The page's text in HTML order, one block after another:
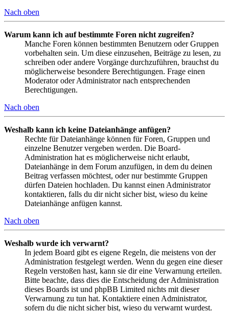
Nach oben
Warum kann ich auf bestimmte Foren nicht zugreifen?
Manche Foren können bestimmten Benutzern oder Gruppen
vorbehalten sein. Um diese einzusehen, Beiträge zu lesen, zu
schreiben oder andere Vorgänge durchzuführen, brauchst du
möglicherweise besondere Berechtigungen. Frage einen
Moderator oder Administrator nach entsprechenden
Berechtigungen.
Nach oben
Weshalb kann ich keine Dateianhänge anfügen?
Rechte für Dateianhänge können für Foren, Gruppen und
einzelne Benutzer vergeben werden. Die Board-
Administration hat es möglicherweise nicht erlaubt,
Dateianhänge in dem Forum anzufügen, in dem du deinen
Beitrag verfassen möchtest, oder nur bestimmte Gruppen
dürfen Dateien hochladen. Du kannst einen Administrator
kontaktieren, falls du dir nicht sicher bist, wieso du keine
Dateianhänge anfügen kannst.
Nach oben
Weshalb wurde ich verwarnt?
In jedem Board gibt es eigene Regeln, die meistens von der
Administration festgelegt werden. Wenn du gegen eine dieser
Regeln verstoßen hast, kann sie dir eine Verwarnung erteilen.
Bitte beachte, dass dies die Entscheidung der Administration
dieses Boards ist und phpBB Limited nichts mit dieser
Verwarnung zu tun hat. Kontaktiere einen Administrator,
sofern du die nicht sicher bist, wieso du verwarnt wurdest.